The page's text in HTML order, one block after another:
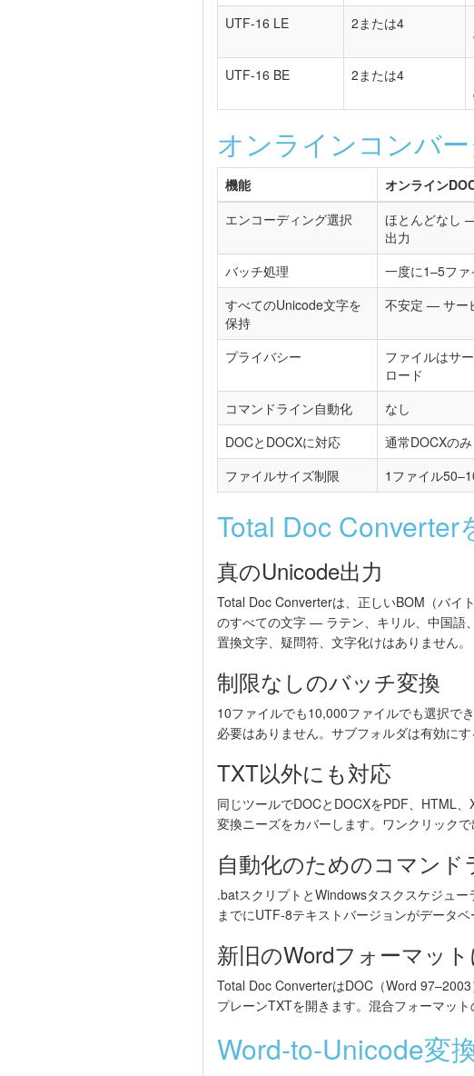
UTF-16 LE
2または4
UTF-16 BE
2または4
オンラインコンバ
機能 オンライン
エンコーディング選択
ほとんどなし
出力
バッチ処理 一度に1–5ファ
すべてのUnicode文字を
保持
不安定 — サー
プライバシー
ファイルはサ
ロード
コマンドライン自動化 なし
DOCとDOCXに対応
通常DOCXのみ
ファイルサイズ制限
1ファイル
Total Doc Converter
真のUnicode出力
Total Doc Converterは、正しいBOM（バイ
のすべての文字 — ラテン、キリル、中国語
置換文字、疑問符、文字化けはありません。
制限なしのバッチ変換
10ファイルでも10,000ファイルでも選択で
必要はありません。サブフォルダは有効にす
TXT以外にも対応
同じツールでDOCとDOCXをPDF、HTML
変換ニーズをカバーします。ワンクリック
自動化のためのコマンド
.batスクリプトとWindowsタスクスケジュ
までにUTF-8テキストバージョンがデータ
新旧のWordフォーマッ
Total Doc ConverterはDOC（Word
プレーンTXTを開きます。混合フォーマッ
Word-to-Unicode変